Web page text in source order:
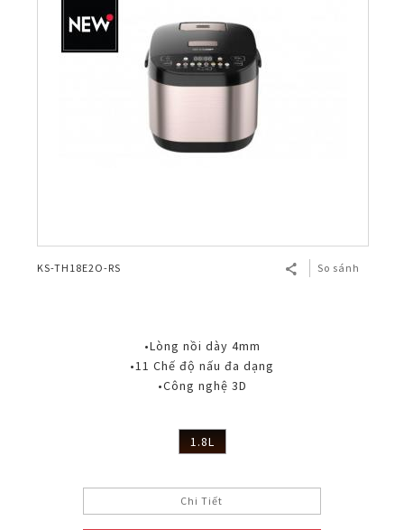
KS-TH18E2O-RS So sánh
•Lòng nồi dày 4mm
•11 Chế độ nấu đa dạng
•Công nghệ 3D
1.8L
Chi Tiết